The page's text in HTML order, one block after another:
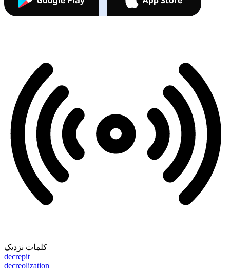
کلمات نزدیک
decrepit
decreolization